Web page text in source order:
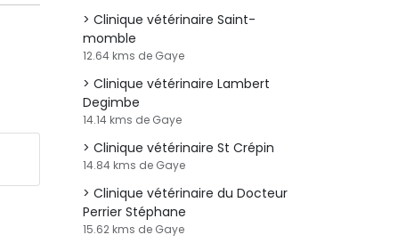
Clinique vétérinaire Saint-
momble
12.64 kms de Gaye
Clinique vétérinaire Lambert
Degimbe
14.14 kms de Gaye
Clinique vétérinaire St Crépin
14.84 kms de Gaye
Clinique vétérinaire du Docteur
Perrier Stéphane
15.62 kms de Gaye